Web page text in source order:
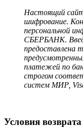
Настоящий
шифрование.
персональной
СБЕРБАНК.
предоставлена
платежей по
строгом
систем МИР,
Условия